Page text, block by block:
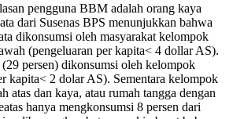
pengguna BBM adalah orang kaya
dari Susenas BPS menunjukkan bahwa
dikonsumsi oleh masyarakat kelompok
(pengeluaran per kapita< 4 dollar AS).
persen) dikonsumsi oleh kelompok
kapita< 2 dolar AS). Sementara kelompok
atas dan kaya, atau rumah tangga dengan
hanya mengkonsumsi 8 persen dari